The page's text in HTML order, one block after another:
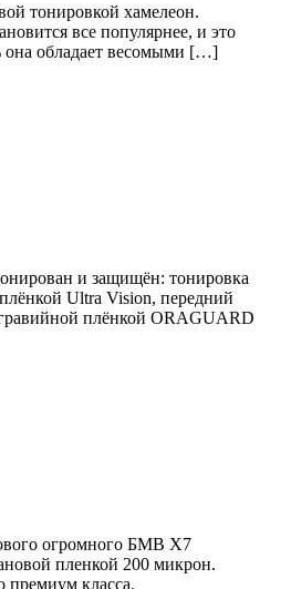
тонировкой хамелеон.
все популярнее, и это
она обладает весомыми […]
и защищён: тонировка
Ultra Vision, передний
плёнкой ORAGUARD
огромного БМВ Х7
пленкой 200 микрон.
премиум класса.